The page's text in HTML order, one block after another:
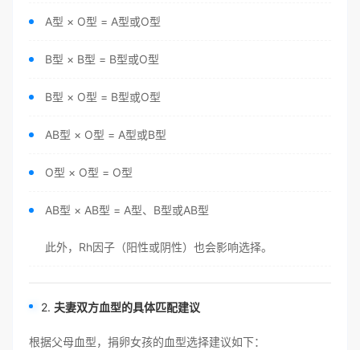
A型 × O型 = A型或O型
B型 × B型 = B型或O型
B型 × O型 = B型或O型
AB型 × O型 = A型或B型
O型 × O型 = O型
AB型 × AB型 = A型、B型或AB型
此外，Rh因子（阳性或阴性）也会影响选择。
2. 夫妻双方血型的具体匹配建议
根据父母血型，捐卵女孩的血型选择建议如下：